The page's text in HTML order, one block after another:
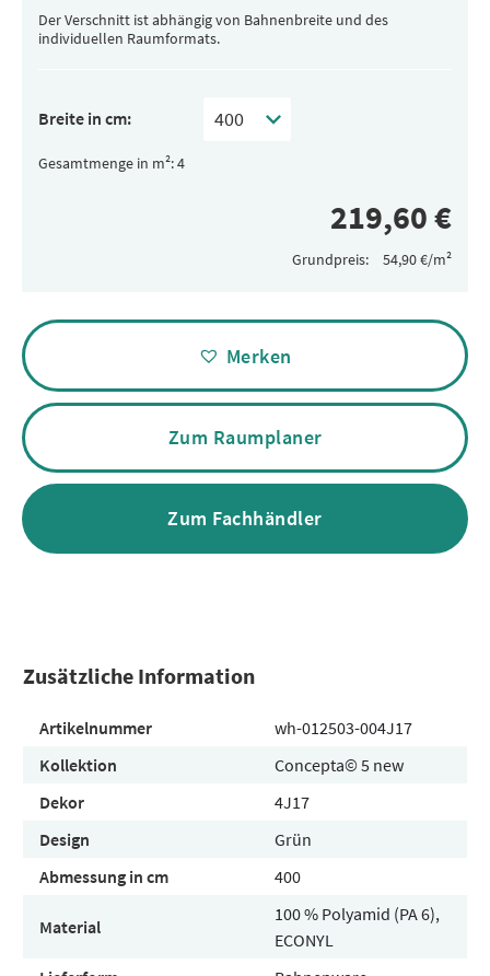
Der Verschnitt ist abhängig von Bahnenbreite und des
individuellen Raumformats.
Breite in cm:
Gesamtmenge in m²:
Grundpreis:
Alternative:
Merken
Zum Raumplaner
Zum Fachhändler
Zusätzliche Information
Artikelnummer
wh-012503-004J17
Kollektion
Concepta© 5 new
Dekor
4J17
Design
Grün
Abmessung in cm
400
Material
100 % Polyamid (PA 6),
ECONYL